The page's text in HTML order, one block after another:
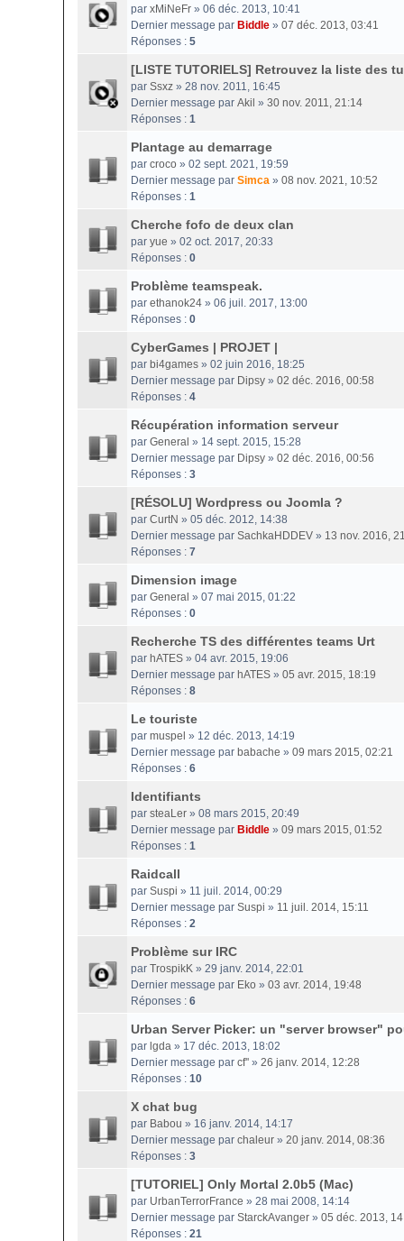
par xMiNeFr » 06 déc. 2013, 10:41
Dernier message par Biddle » 07 déc. 2013, 03:41
Réponses : 5
[LISTE TUTORIELS] Retrouvez la liste des
par Ssxz » 28 nov. 2011, 16:45
Dernier message par Akil » 30 nov. 2011, 21:14
Réponses : 1
Plantage au demarrage
par croco » 02 sept. 2021, 19:59
Dernier message par Simca » 08 nov. 2021, 10:52
Réponses : 1
Cherche fofo de deux clan
par yue » 02 oct. 2017, 20:33
Réponses : 0
Problème teamspeak.
par ethanok24 » 06 juil. 2017, 13:00
Réponses : 0
CyberGames | PROJET |
par bi4games » 02 juin 2016, 18:25
Dernier message par Dipsy » 02 déc. 2016, 00:58
Réponses : 4
Récupération information serveur
par General » 14 sept. 2015, 15:28
Dernier message par Dipsy » 02 déc. 2016, 00:56
Réponses : 3
[RÉSOLU] Wordpress ou Joomla ?
par CurtN » 05 déc. 2012, 14:38
Dernier message par SachkaHDDEV » 13 nov. 2016,
Réponses : 7
Dimension image
par General » 07 mai 2015, 01:22
Réponses : 0
Recherche TS des différentes teams Urt
par hATES » 04 avr. 2015, 19:06
Dernier message par hATES » 05 avr. 2015, 18:19
Réponses : 8
Le touriste
par muspel » 12 déc. 2013, 14:19
Dernier message par babache » 09 mars 2015, 02:21
Réponses : 6
Identifiants
par steaLer » 08 mars 2015, 20:49
Dernier message par Biddle » 09 mars 2015, 01:52
Réponses : 1
Raidcall
par Suspi » 11 juil. 2014, 00:29
Dernier message par Suspi » 11 juil. 2014, 15:11
Réponses : 2
Problème sur IRC
par TrospikK » 29 janv. 2014, 22:01
Dernier message par Eko » 03 avr. 2014, 19:48
Réponses : 6
Urban Server Picker: un "server browser"
par lgda » 17 déc. 2013, 18:02
Dernier message par cf'' » 26 janv. 2014, 12:28
Réponses : 10
X chat bug
par Babou » 16 janv. 2014, 14:17
Dernier message par chaleur » 20 janv. 2014, 08:36
Réponses : 3
[TUTORIEL] Only Mortal 2.0b5 (Mac)
par UrbanTerrorFrance » 28 mai 2008, 14:14
Dernier message par StarckAvanger » 05 déc. 2013,
Réponses : 21